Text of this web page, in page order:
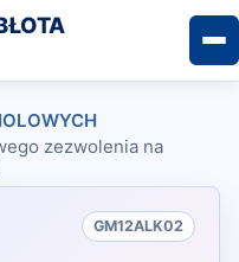
zezwolenia na
GM12ALK02